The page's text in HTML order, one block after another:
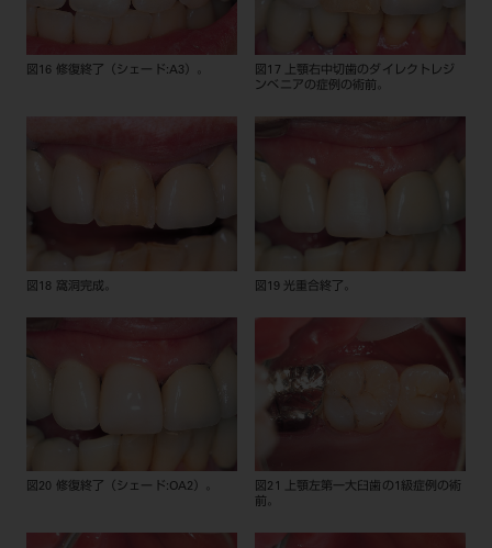
図16 修復終了（シェード:A3）。
図17 上顎右中切歯のダイレクトレジ
ンベニアの症例の術前。
図18 窩洞完成。 図19 光重合終了。
図20 修復終了（シェード:OA2）。
図21 上顎左第一大臼歯の1級症例の術
前。